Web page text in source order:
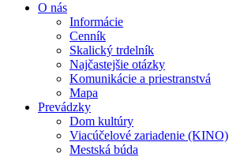
O nás
Informácie
Cenník
Skalický trdelník
Najčastejšie otázky
Komunikácie a priestranstvá
Mapa
Prevádzky
Dom kultúry
Viacúčelové zariadenie (KINO)
Mestská búda